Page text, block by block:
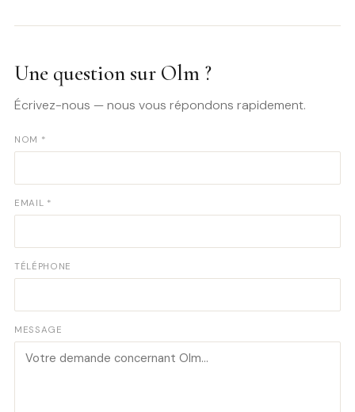
Une question sur Olm ?
Écrivez-nous — nous vous répondons rapidement.
NOM *
EMAIL *
TÉLÉPHONE
MESSAGE